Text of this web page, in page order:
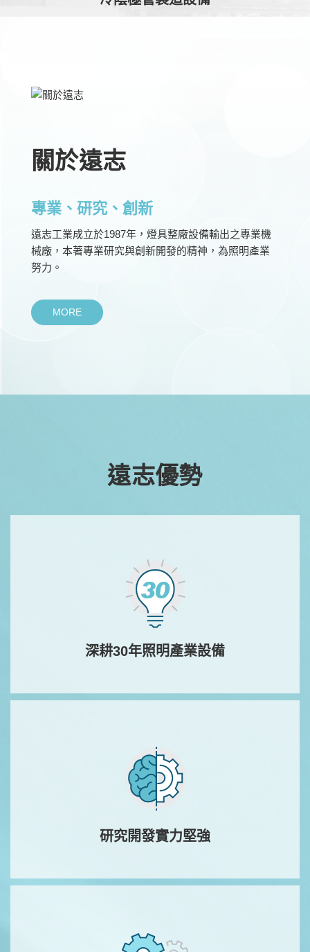
關於遠志
專業、研究、創新
遠志工業成立於1987年，燈具整廠設備輸出之專業機
械廠，本著專業研究與創新開發的精神，為照明產業
努力。
MORE
遠志優勢
深耕30年照明產業設備
研究開發實力堅強